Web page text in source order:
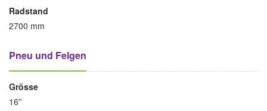
Radstand
2700 mm
Pneu und Felgen
Grösse
16''